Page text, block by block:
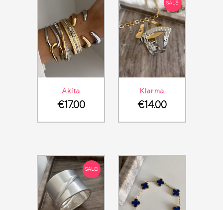
ΛΕΠΤΟΜΈΡΕΙΕΣ
Akita
€17.00
SALE!
ΛΕΠΤΟΜΈΡΕΙΕΣΣΤΟ ΚΑΛΆΘΙ
Klarma
€14.00
SALE!